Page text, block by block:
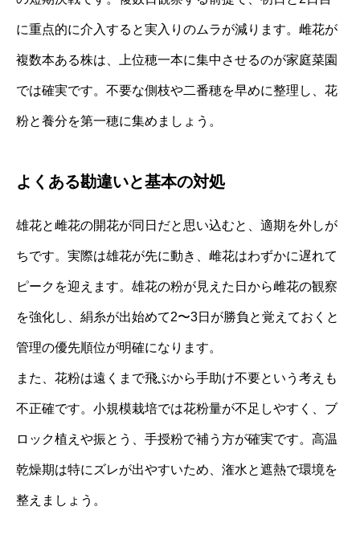
に重点的に介入すると実入りのムラが減ります。雌花が
複数本ある株は、上位穂一本に集中させるのが家庭菜園
では確実です。不要な側枝や二番穂を早めに整理し、花
粉と養分を第一穂に集めましょう。
よくある勘違いと基本の対処
雄花と雌花の開花が同日だと思い込むと、適期を外しが
ちです。実際は雄花が先に動き、雌花はわずかに遅れて
ピークを迎えます。雄花の粉が見えた日から雌花の観察
を強化し、絹糸が出始めて2〜3日が勝負と覚えておくと
管理の優先順位が明確になります。
また、花粉は遠くまで飛ぶから手助け不要という考えも
不正確です。小規模栽培では花粉量が不足しやすく、ブ
ロック植えや振とう、手授粉で補う方が確実です。高温
乾燥期は特にズレが出やすいため、潅水と遮熱で環境を
整えましょう。